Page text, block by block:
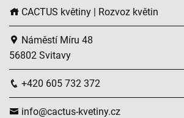
CACTUS květiny | Rozvoz květin
Náměstí Míru 48
56802 Svitavy
+420 605 732 372
info@cactus-kvetiny.cz